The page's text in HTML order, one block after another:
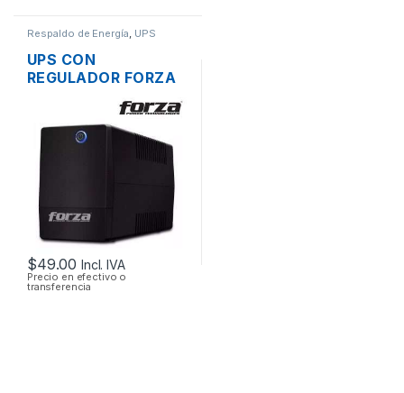
Respaldo de Energía, UPS
UPS CON
REGULADOR FORZA
250W DE 6 TOMAS
$49.00 Incl. IVA
Precio en efectivo o
transferencia